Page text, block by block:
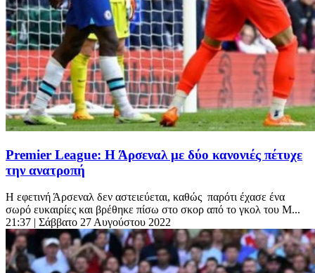
Premier League: Η Άρσεναλ με δύο κανονιές πέτυχε
την ανατροπή
Η εφετινή Άρσεναλ δεν αστειεύεται, καθώς παρότι έχασε ένα
σωρό ευκαιρίες και βρέθηκε πίσω στο σκορ από το γκολ του Μ...
21:37 | Σάββατο 27 Αυγούστου 2022